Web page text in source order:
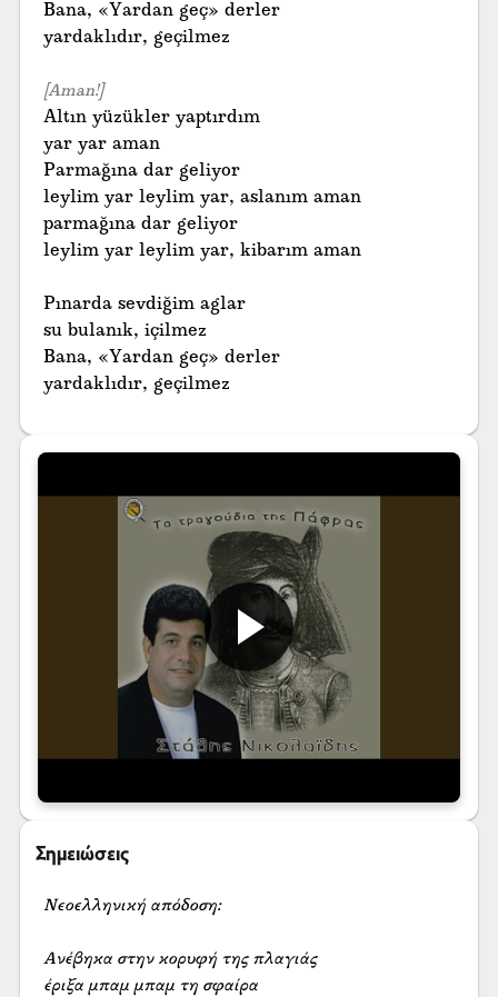
Bana, «Yardan geç» derler
yardaklıdır, geçilmez
[Aman!]
Altın yüzükler yaptırdım
yar yar aman
Parmağına dar geliyor
leylim yar leylim yar, aslanım aman
parmağına dar geliyor
leylim yar leylim yar, kibarım aman
Pınarda sevdiğim aglar
su bulanık, içilmez
Bana, «Yardan geç» derler
yardaklıdır, geçilmez
Σημειώσεις
Νεοελληνική απόδοση:
Ανέβηκα στην κορυφή της πλαγιάς
έριξα μπαμ μπαμ τη σφαίρα